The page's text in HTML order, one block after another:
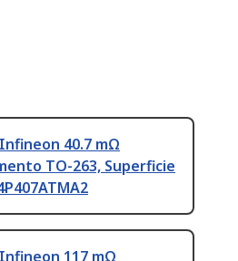
Infineon 40.7 mΩ
TO-263, Superficie
Infineon 117 mΩ